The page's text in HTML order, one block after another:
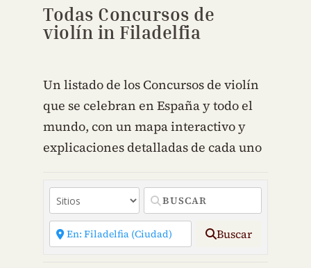
Todas Concursos de
violín in Filadelfia
Un listado de los Concursos de violín
que se celebran en España y todo el
mundo, con un mapa interactivo y
explicaciones detalladas de cada uno
Buscar